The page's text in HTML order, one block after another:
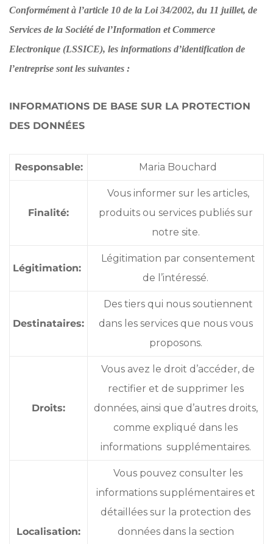
Conformément à l’article 10 de la Loi 34/2002, du 11 juillet, de
Services de la Société de l’Information et Commerce
Electronique (LSSICE), les informations d’identification de
l’entreprise sont les suivantes :
INFORMATIONS DE BASE SUR LA PROTECTION
DES DONNÉES
Responsable: Maria Bouchard
Finalité:
Vous informer sur les articles,
produits ou services publiés sur
notre site.
Légitimation:
Légitimation par consentement
de l’intéressé.
Destinataires:
Des tiers qui nous soutiennent
dans les services que nous vous
proposons.
Droits:
Vous avez le droit d’accéder, de
rectifier et de supprimer les
données, ainsi que d’autres droits,
comme expliqué dans les
informations supplémentaires.
Localisation:
Vous pouvez consulter les
informations supplémentaires et
détaillées sur la protection des
données dans la section